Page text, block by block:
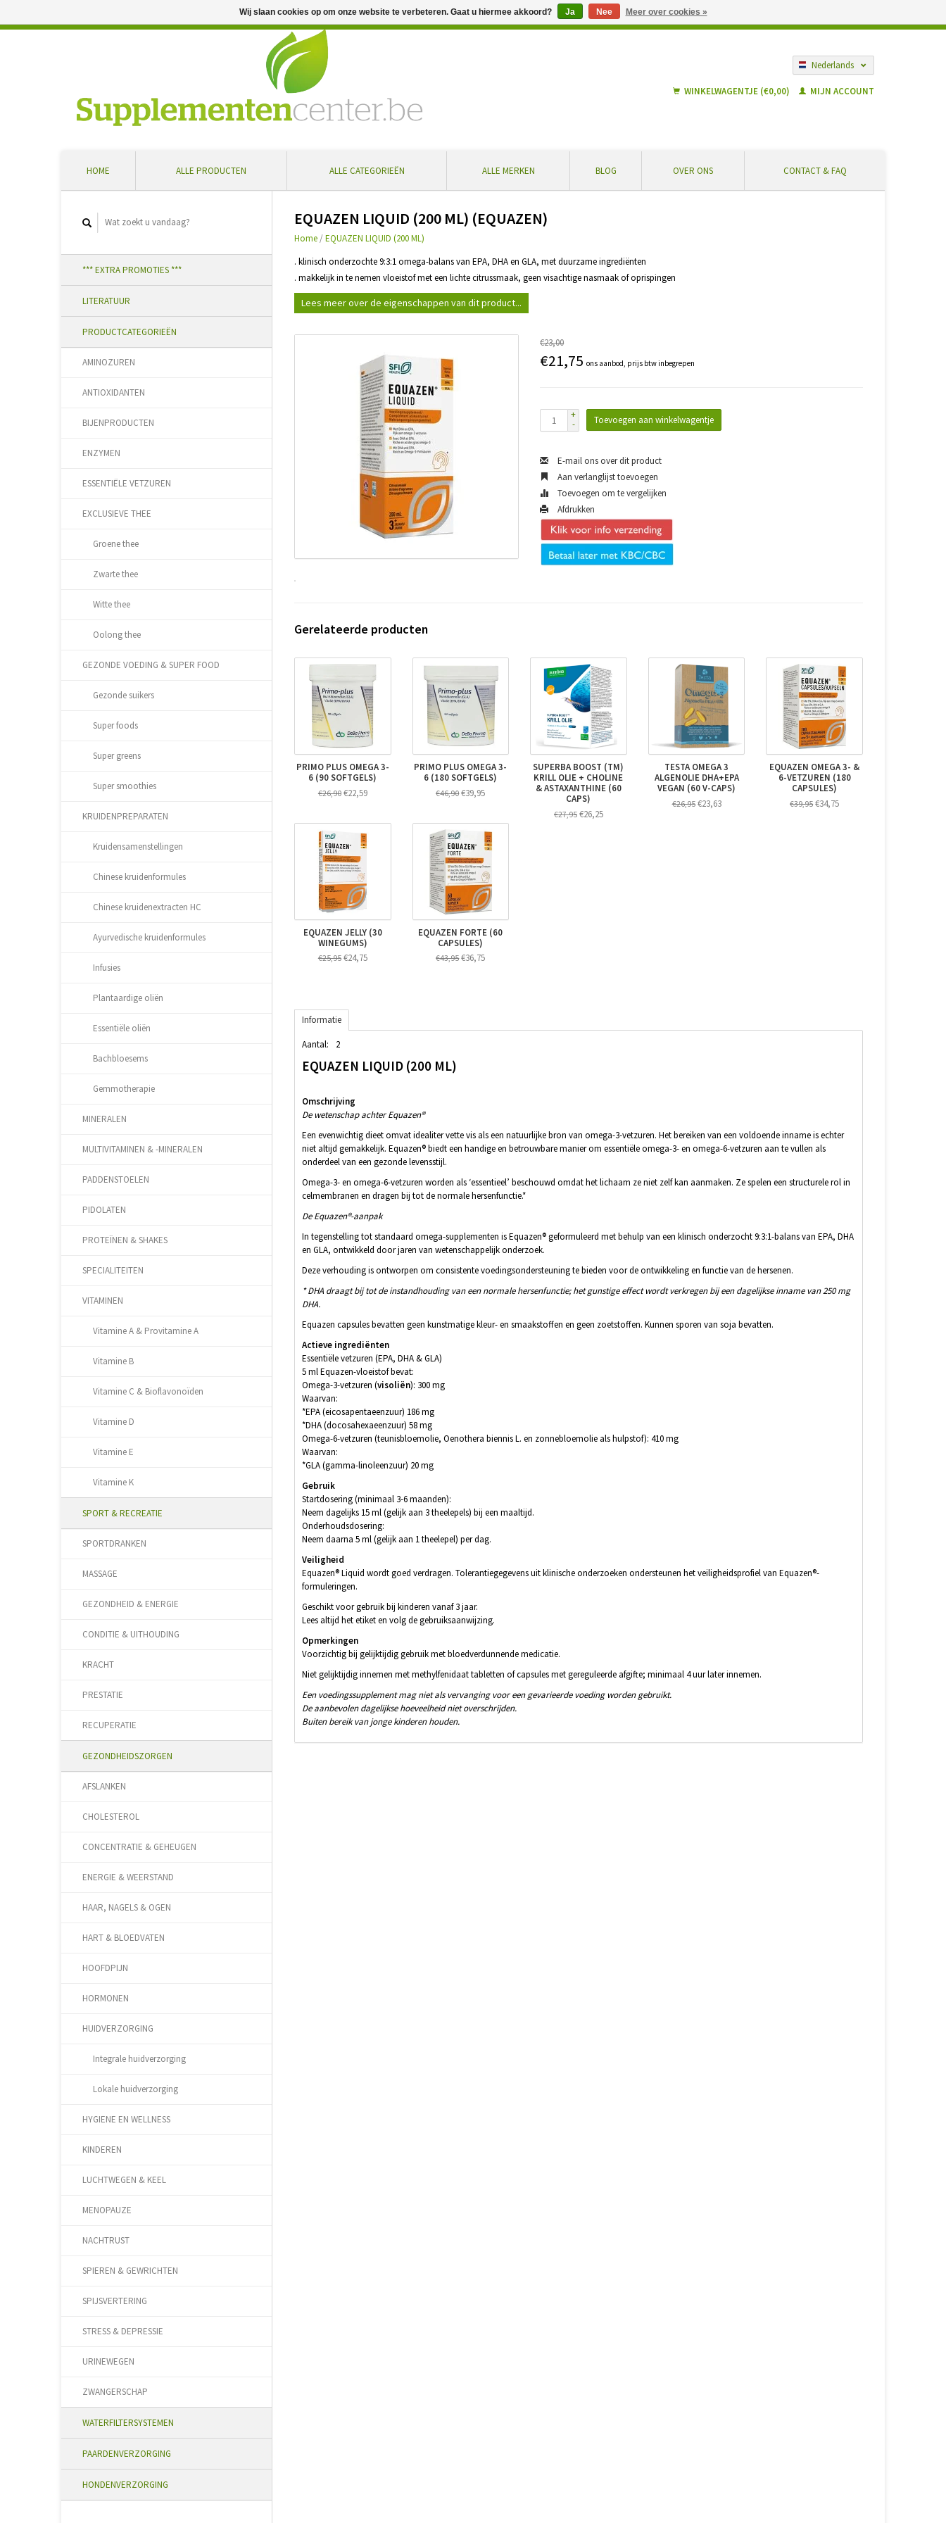
Nederlands
WINKELWAGENTJE (€0,00)
MIJN ACCOUNT
HOME ALLE PRODUCTEN ALLE CATEGORIEËN ALLE MERKEN BLOG OVER ONS CONTACT & FAQ
*** EXTRA PROMOTIES ***
LITERATUUR
PRODUCTCATEGORIEËN
AMINOZUREN
ANTIOXIDANTEN
BIJENPRODUCTEN
ENZYMEN
ESSENTIËLE VETZUREN
EXCLUSIEVE THEE
Groene thee
Zwarte thee
Witte thee
Oolong thee
GEZONDE VOEDING & SUPER FOOD
Gezonde suikers
Super foods
Super greens
Super smoothies
KRUIDENPREPARATEN
Kruidensamenstellingen
Chinese kruidenformules
Chinese kruidenextracten HC
Ayurvedische kruidenformules
Infusies
Plantaardige oliën
Essentiële oliën
Bachbloesems
Gemmotherapie
MINERALEN
MULTIVITAMINEN & -MINERALEN
PADDENSTOELEN
PIDOLATEN
PROTEÏNEN & SHAKES
SPECIALITEITEN
VITAMINEN
Vitamine A & Provitamine A
Vitamine B
Vitamine C & Bioflavonoïden
Vitamine D
Vitamine E
Vitamine K
SPORT & RECREATIE
SPORTDRANKEN
MASSAGE
GEZONDHEID & ENERGIE
CONDITIE & UITHOUDING
KRACHT
PRESTATIE
RECUPERATIE
GEZONDHEIDSZORGEN
AFSLANKEN
CHOLESTEROL
CONCENTRATIE & GEHEUGEN
ENERGIE & WEERSTAND
HAAR, NAGELS & OGEN
HART & BLOEDVATEN
HOOFDPIJN
HORMONEN
HUIDVERZORGING
Integrale huidverzorging
Lokale huidverzorging
HYGIENE EN WELLNESS
KINDEREN
LUCHTWEGEN & KEEL
MENOPAUZE
NACHTRUST
SPIEREN & GEWRICHTEN
SPIJSVERTERING
STRESS & DEPRESSIE
URINEWEGEN
ZWANGERSCHAP
WATERFILTERSYSTEMEN
PAARDENVERZORGING
HONDENVERZORGING
EQUAZEN LIQUID (200 ML) (EQUAZEN)
Home /EQUAZEN LIQUID (200 ML)
. klinisch onderzochte 9:3:1 omega-balans van EPA, DHA en GLA, met duurzame ingrediënten
. makkelijk in te nemen vloeistof met een lichte citrussmaak, geen visachtige nasmaak of oprispingen
Lees meer over de eigenschappen van dit product...
€23,00
€21,75ons aanbod, prijs btw inbegrepen
+
-
Toevoegen aan winkelwagentje
E-mail ons over dit product
Aan verlanglijst toevoegen
Toevoegen om te vergelijken
Afdrukken
Gerelateerde producten
PRIMO PLUS OMEGA 3-
6 (90 SOFTGELS)
€26,90€22,59
PRIMO PLUS OMEGA 3-
6 (180 SOFTGELS)
€46,90€39,95
SUPERBA BOOST (TM)
KRILL OLIE + CHOLINE
& ASTAXANTHINE (60
CAPS)
€27,95€26,25
TESTA OMEGA 3
ALGENOLIE DHA+EPA
VEGAN (60 V-CAPS)
€26,95€23,63
EQUAZEN OMEGA 3- &
6-VETZUREN (180
CAPSULES)
€39,95 €34,75
EQUAZEN JELLY (30
WINEGUMS)
€25,95€24,75
EQUAZEN FORTE (60
CAPSULES)
€43,95€36,75
Informatie
Aantal: 2
EQUAZEN LIQUID (200 ML)
Omschrijving
De wetenschap achter Equazen®
Een evenwichtig dieet omvat idealiter vette vis als een natuurlijke bron van omega-3-vetzuren. Het bereiken van een voldoende inname is echter
niet altijd gemakkelijk. Equazen® biedt een handige en betrouwbare manier om essentiële omega-3- en omega-6-vetzuren aan te vullen als
onderdeel van een gezonde levensstijl.
Omega-3- en omega-6-vetzuren worden als ‘essentieel’ beschouwd omdat het lichaam ze niet zelf kan aanmaken. Ze spelen een structurele rol in
celmembranen en dragen bij tot de normale hersenfunctie.*
De Equazen®-aanpak
In tegenstelling tot standaard omega-supplementen is Equazen® geformuleerd met behulp van een klinisch onderzocht 9:3:1-balans van EPA, DHA
en GLA, ontwikkeld door jaren van wetenschappelijk onderzoek.
Deze verhouding is ontworpen om consistente voedingsondersteuning te bieden voor de ontwikkeling en functie van de hersenen.
* DHA draagt bij tot de instandhouding van een normale hersenfunctie; het gunstige effect wordt verkregen bij een dagelijkse inname van 250 mg
DHA.
Equazen capsules bevatten geen kunstmatige kleur- en smaakstoffen en geen zoetstoffen. Kunnen sporen van soja bevatten.
Actieve ingrediënten
Essentiële vetzuren (EPA, DHA & GLA)
5 ml Equazen-vloeistof bevat:
Omega-3-vetzuren (visoliën): 300 mg
Waarvan:
*EPA (eicosapentaeenzuur) 186 mg
*DHA (docosahexaeenzuur) 58 mg
Omega-6-vetzuren (teunisbloemolie, Oenothera biennis L. en zonnebloemolie als hulpstof): 410 mg
Waarvan:
*GLA (gamma-linoleenzuur) 20 mg
Gebruik
Startdosering (minimaal 3-6 maanden):
Neem dagelijks 15 ml (gelijk aan 3 theelepels) bij een maaltijd.
Onderhoudsdosering:
Neem daarna 5 ml (gelijk aan 1 theelepel) per dag.
Veiligheid
Equazen® Liquid wordt goed verdragen. Tolerantiegegevens uit klinische onderzoeken ondersteunen het veiligheidsprofiel van Equazen®-
formuleringen.
Geschikt voor gebruik bij kinderen vanaf 3 jaar.
Lees altijd het etiket en volg de gebruiksaanwijzing.
Opmerkingen
Voorzichtig bij gelijktijdig gebruik met bloedverdunnende medicatie.
Niet gelijktijdig innemen met methylfenidaat tabletten of capsules met gereguleerde afgifte; minimaal 4 uur later innemen.
Een voedingssupplement mag niet als vervanging voor een gevarieerde voeding worden gebruikt.
De aanbevolen dagelijkse hoeveelheid niet overschrijden.
Buiten bereik van jonge kinderen houden.
Wij slaan cookies op om onze website te verbeteren. Gaat u hiermee akkoord? Ja Nee Meer over cookies »
Professioneel advies en snelle levering ... Ontvang 5 % extra korting bij aankoop vanaf € 100 ... Gratis levering in België vanaf € 55 ... Veilig winkelen en geen extra kosten